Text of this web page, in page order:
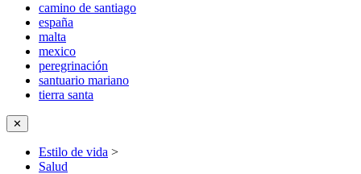
camino de santiago
españa
malta
mexico
peregrinación
santuario mariano
tierra santa
✕
Estilo de vida >
Salud